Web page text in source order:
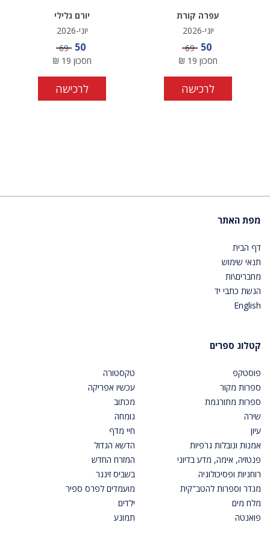
עפרה קורת
יוני-2026
מחיר מבצע
50 מחיר
69
חסכון 19
₪
לרכישה
יורם גלילי
יוני-2026
מחיר מבצע
50 מחיר
69
חסכון 19
₪
לרכישה
מפת האתר
דף הבית
תנאי שימוש
מחברים\ות
הגשת כתבי יד
English
קטלוג ספרים
פוסטקפ
ספרות מקור
ספרות מתורגמת
שירה
עיון
אמנות ונובלות גרפיות
פנטזיה, אימה, מדע בדיוני
רוחניות ופסיכולוגיה
מגדר וספרות להטב"קית
מלח מים
פואנטה
טקסטורה
עכשיו אפריקה
מכתוב
גומחה
חיי מדף
הדשא הגדול
המזרח החדש
בשביס זינגר
מועמדים לפרס ספיר
ילדים
תמונע